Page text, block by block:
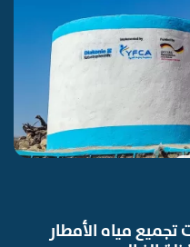
تجميع مياه الأمطار